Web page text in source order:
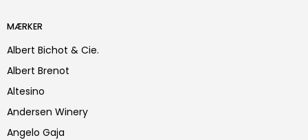
MÆRKER
Albert Bichot & Cie.
Albert Brenot
Altesino
Andersen Winery
Angelo Gaja